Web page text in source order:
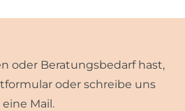
oder Beratungsbedarf hast,
oder schreibe uns
eine Mail.